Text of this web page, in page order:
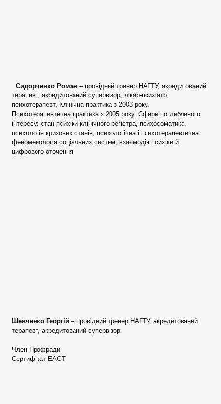
Сидорченко Роман – провідний тренер НАГТУ, акредитований
терапевт, акредитований супервізор, лікар-психіатр,
психотерапевт, Клінічна практика з 2003 року.
Психотерапевтична практика з 2005 року. Сфери поглибленого
інтересу: стан психіки клінічного регістра, психосоматика,
психологія кризових станів, психологічна і психотерапевтична
феноменологія соціальних систем, взаємодія психіки й
цифрового оточення.
Шевченко Георгій – провідний тренер НАГТУ, акредитований
терапевт, акредитований супервізор
Член Профради
Сертифікат EAGT